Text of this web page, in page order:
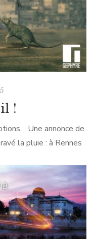
!
Une annonce de
la pluie : à Rennes